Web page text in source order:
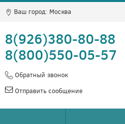
Ваш город: Москва
8(926)380-80-88
8(800)550-05-57
Обратный звонок
Отправить сообщение